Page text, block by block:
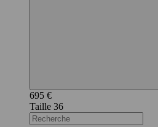
695 €
36